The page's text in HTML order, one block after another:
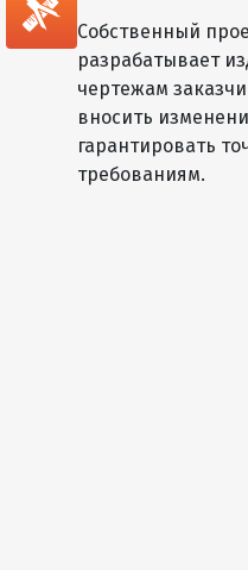
Собственный
разрабатывает
чертежам
вносить
гарантировать
требованиям.